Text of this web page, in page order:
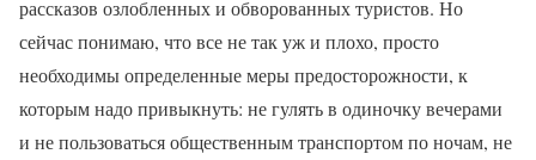
рассказов озлобленных и обворованных туристов. Но
сейчас понимаю, что все не так уж и плохо, просто
необходимы определенные меры предосторожности, к
которым надо привыкнуть: не гулять в одиночку вечерами
и не пользоваться общественным транспортом по ночам, не